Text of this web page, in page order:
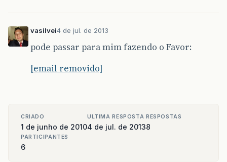
vasilvei4 de jul. de 2013
pode passar para mim fazendo o Favor:
[email removido]
CRIADO
1 de junho de 2010
ULTIMA RESPOSTA
4 de jul. de 2013
RESPOSTAS
8
PARTICIPANTES
6